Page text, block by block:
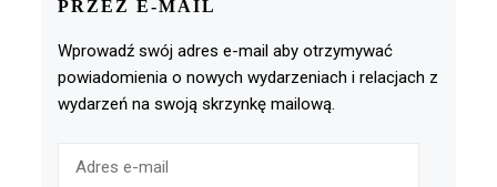
PRZEZ E-MAIL
Wprowadź swój adres e-mail aby otrzymywać
powiadomienia o nowych wydarzeniach i relacjach z
wydarzeń na swoją skrzynkę mailową.